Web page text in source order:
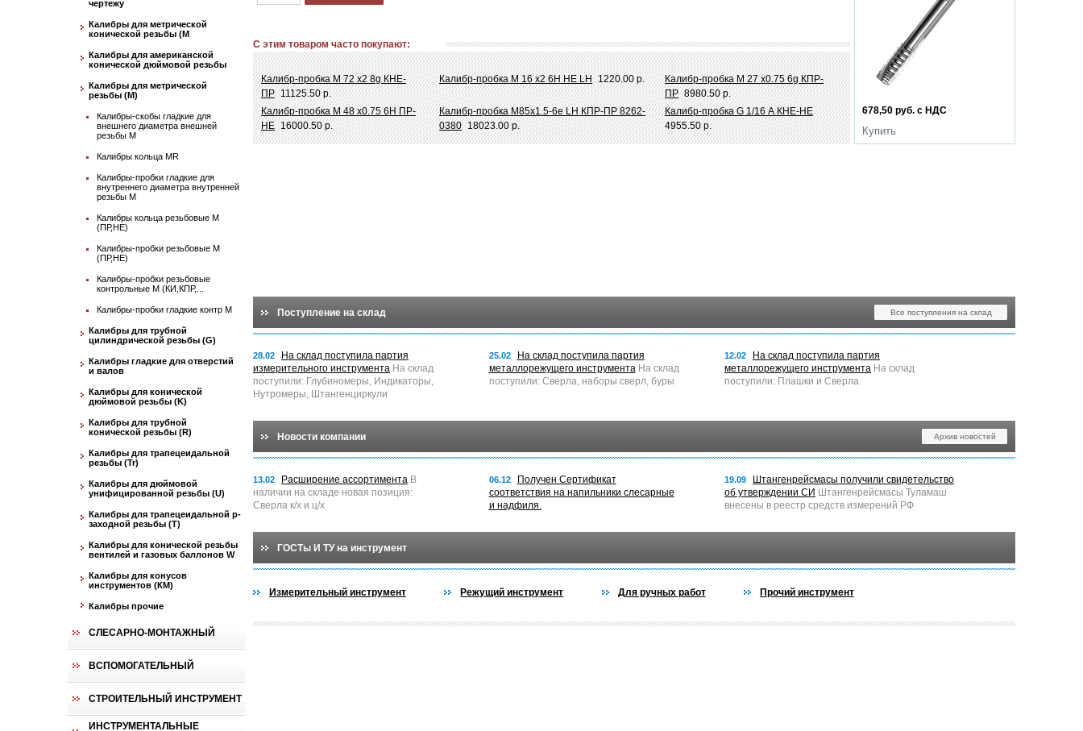
чертежу
Калибры для метрической
конической резьбы (М
Калибры для американской
конической дюймовой резьбы
Калибры для метрической
резьбы (М)
Калибры-скобы гладкие для
внешнего диаметра внешней
резьбы М
Калибры кольца MR
Калибры-пробки гладкие для
внутреннего диаметра внутренней
резьбы М
Калибры кольца резьбовые М
(ПР,НЕ)
Калибры-пробки резьбовые М
(ПР,НЕ)
Калибры-пробки резьбовые
контрольные М (КИ,КПР,...
Калибры-пробки гладкие контр М
Калибры для трубной
цилиндрической резьбы (G)
Калибры гладкие для отверстий
и валов
Калибры для конической
дюймовой резьбы (K)
Калибры для трубной
конической резьбы (R)
Калибры для трапецеидальной
резьбы (Tr)
Калибры для дюймовой
унифицированной резьбы (U)
Калибры для трапецеидальной p-
заходной резьбы (T)
Калибры для конической резьбы
вентилей и газовых баллонов W
Калибры для конусов
инструментов (КМ)
Калибры прочие
СЛЕСАРНО-МОНТАЖНЫЙ
ВСПОМОГАТЕЛЬНЫЙ
СТРОИТЕЛЬНЫЙ ИНСТРУМЕНТ
ИНСТРУМЕНТАЛЬНЫЕ
С этим товаром часто покупают:
Калибр-пробка М 72 х2 8g КНЕ-
ПР 11125.50 р.
Калибр-пробка М 16 х2 6Н НЕ LH 1220.00 р.
Калибр-пробка М 27 х0.75 6g КПР-
ПР 8980.50 р.
Калибр-пробка М 48 х0.75 6Н ПР-
НЕ 16000.50 р.
Калибр-пробка M85x1.5-6e LH КПР-ПР 8262-
0380 18023.00 р.
Калибр-пробка G 1/16 А КНЕ-НЕ
4955.50 р.
678,50 руб. с НДС
Купить
Поступление на склад Все поступления на склад
28.02
На склад поступила партия
измерительного инструмента На склад
поступили: Глубиномеры, Индикаторы,
Нутромеры, Штангенциркули
25.02
На склад поступила партия
металлорежущего инструментаНа склад
поступили: Сверла, наборы сверл, буры
12.02
На склад поступила партия
металлорежущего инструмента На склад
поступили: Плашки и Сверла
Новости компании Архив новостей
13.02 Расширение ассортимента В
наличии на складе новая позиция:
Сверла к/х и ц/х
06.12
Получен Сертификат
соответствия на напильники слесарные
и надфиля.
19.09
Штангенрейсмасы получили свидетельство
об утверждении СИ Штангенрейсмасы Туламаш
внесены в реестр средств измерений РФ
ГОСТы И ТУ на инструмент
Измерительный инструмент Режущий инструмент Для ручных работ Прочий инструмент